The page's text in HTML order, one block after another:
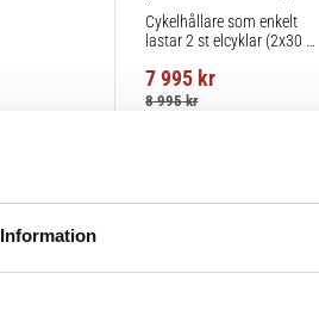
Information
Cykelhållare som enkelt
lastar 2 st elcyklar (2x30
7 995 kr
8 995kr